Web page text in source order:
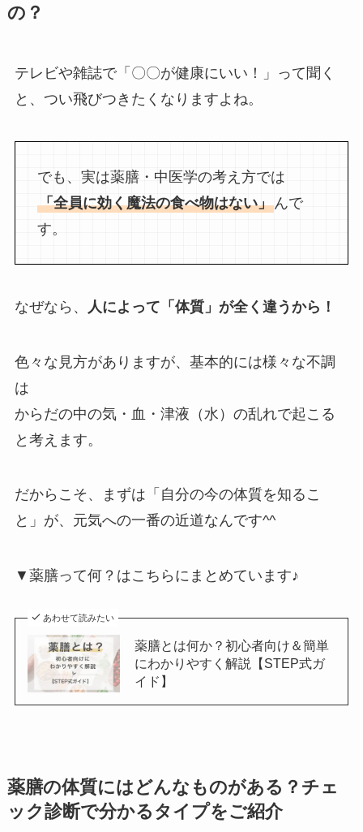
の？
テレビや雑誌で「〇〇が健康にいい！」って聞く
と、つい飛びつきたくなりますよね。
でも、実は薬膳・中医学の考え方では
「全員に効く魔法の食べ物はない」んで
す。
なぜなら、 人によって「体質」が全く違うから！
色々な見方がありますが、基本的には様々な不調
は
からだの中の気・血・津液（水）の乱れで起こる
と考えます。
だからこそ、まずは「自分の今の体質を知るこ
と」が、元気への一番の近道なんです^^
▼薬膳って何？はこちらにまとめています♪
あわせて読みたい
薬膳とは何か？初心者向け＆簡単
にわかりやすく解説【STEP式ガ
イド】
薬膳の体質にはどんなものがある？チェ
ック診断で分かるタイプをご紹介